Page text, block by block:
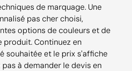
de marquage. Une
pas cher choisi,
options de couleurs et de
produit. Continuez en
souhaitée et le prix s'affiche
à demander le devis en